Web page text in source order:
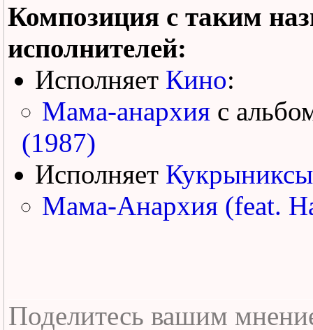
Композиция с таким
исполнителей:
Исполняет Кино:
Мама-анархия с
(1987)
Исполняет Кукрыниксы
Мама-Анархия (feat.